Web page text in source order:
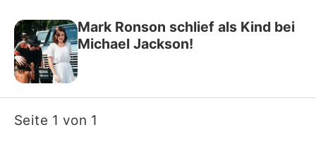
Mark Ronson schlief als Kind bei
Michael Jackson!
Seite 1 von 1